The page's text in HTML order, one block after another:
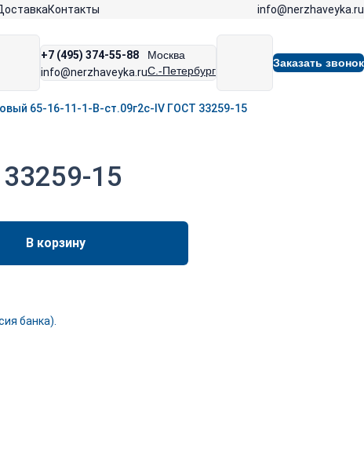
Контакты info@nerzhaveyka.ru
+7 (495) 374-55-88
info@nerzhaveyka.ru
Москва
С.-Петербург
Заказать звонок
65-16-11-1-B-ст.09г2с-IV ГОСТ 33259-15
15
В корзину
банка).